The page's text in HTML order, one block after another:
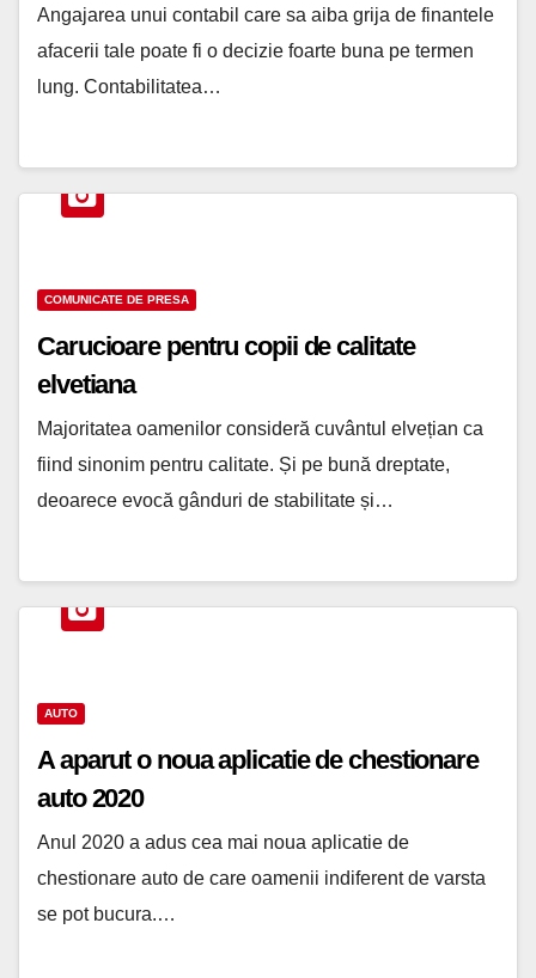
Angajarea unui contabil care sa aiba grija de finantele
afacerii tale poate fi o decizie foarte buna pe termen
lung. Contabilitatea…
COMUNICATE DE PRESA
Carucioare pentru copii de calitate
elvetiana
Majoritatea oamenilor consideră cuvântul elvețian ca
fiind sinonim pentru calitate. Și pe bună dreptate,
deoarece evocă gânduri de stabilitate și…
AUTO
A aparut o noua aplicatie de chestionare
auto 2020
Anul 2020 a adus cea mai noua aplicatie de
chestionare auto de care oamenii indiferent de varsta
se pot bucura.…